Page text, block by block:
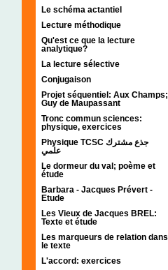
Le schéma actantiel
Lecture méthodique
Qu'est ce que la lecture
analytique?
La lecture sélective
Conjugaison
Projet séquentiel: Aux Champs;
Guy de Maupassant
Tronc commun sciences:
physique, exercices
Physique TCSC جذع مشترك
علمي
Le dormeur du val; poème et
étude
Barbara - Jacques Prévert -
Etude
Les Vieux de Jacques BREL:
Texte et étude
Les marqueurs de relation dans
le texte
L'accord: exercices